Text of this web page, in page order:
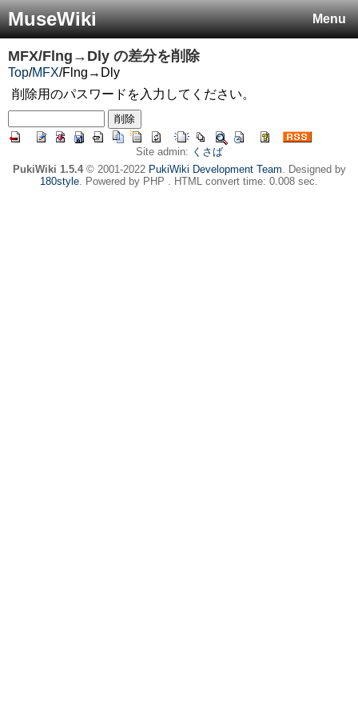
Menu
MuseWiki
MFX/Flng→Dly の差分を削除
Top/MFX/Flng→Dly
削除用のパスワードを入力してください。
Site admin: くさば
PukiWiki 1.5.4© 2001-2022 PukiWiki Development Team. Designed by
180style. Powered by PHP . HTML convert time: 0.008 sec.